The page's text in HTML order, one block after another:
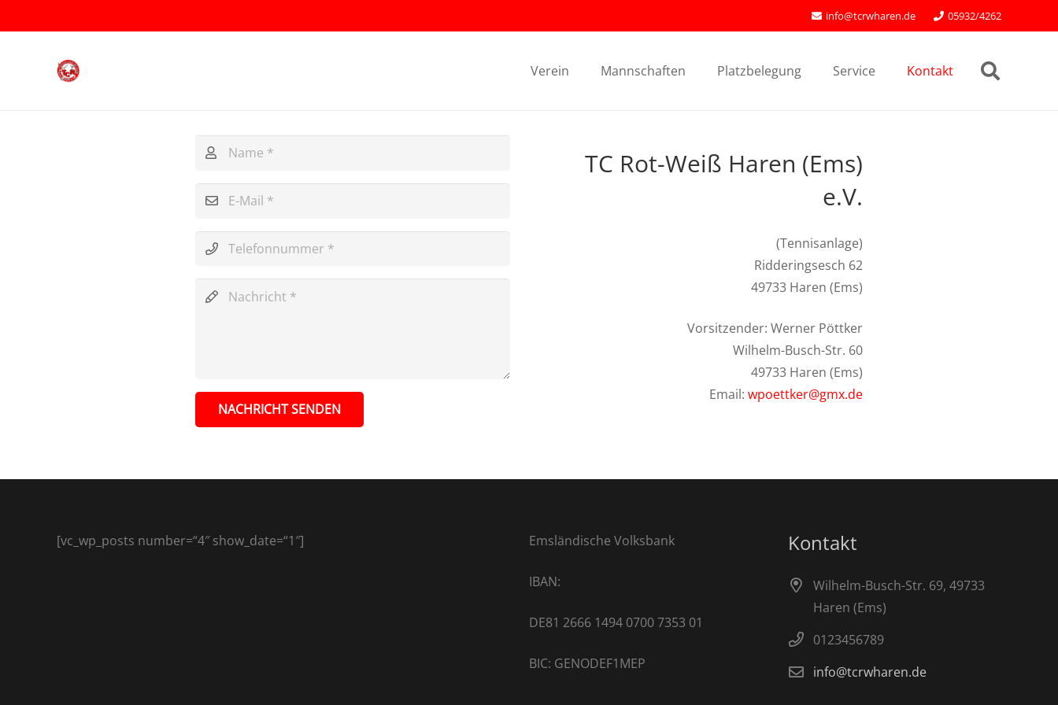
info@tcrwharen.de 05932/4262
Verein Mannschaften Platzbelegung Service Kontakt
NACHRICHT SENDEN
TC Rot-Weiß Haren (Ems)
e.V.
(Tennisanlage)
Ridderingsesch 62
49733 Haren (Ems)
Vorsitzender: Werner Pöttker
Wilhelm-Busch-Str. 60
49733 Haren (Ems)
Email: wpoettker@gmx.de
[vc_wp_posts number=“4″ show_date=“1″] Emsländische Volksbank
IBAN:
DE81 2666 1494 0700 7353 01
BIC: GENODEF1MEP
Kontakt
Wilhelm-Busch-Str. 69, 49733
Haren (Ems)
0123456789
info@tcrwharen.de